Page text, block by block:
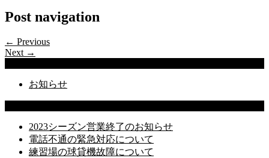
Post navigation
← Previous
Next →
お知らせ
2023シーズン営業終了のお知らせ
電話不通の緊急対応について
練習場の球貸機故障について